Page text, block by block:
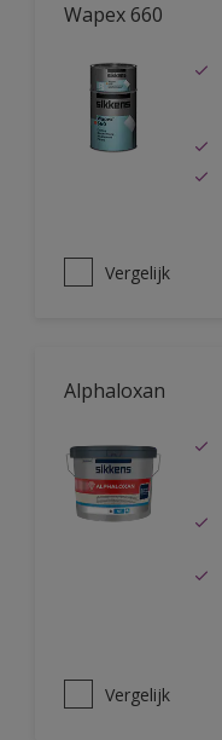
Wapex 660
Vergelijk
Alphaloxan
Vergelijk